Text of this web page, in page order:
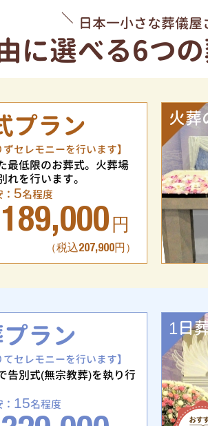
日本一小さな葬儀屋
に選べる6つ
プラン
セレモニーを行います】
最低限のお葬式。火葬場
れを行います。
5名程度
189,000 円
（税込207,900円）
火葬
ラン
セレモニーを行います】
告別式(無宗教葬)を執り行
15名程度
1日